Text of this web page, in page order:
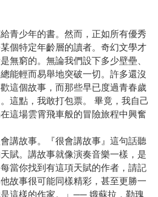
青少年的書。然而，正如所有優秀
個特定年齡層的讀者。奇幻文學才
無窮的。無論我們設下多少壁壘、
能輕而易舉地突破一切。許多還沒
這個故事，而那些早已度過青春歲
這點，我敢打包票。 畢竟，我自己
這場雲霄飛車般的冒險旅程中興奮
故事。『很會講故事』這句話聽
賦。講故事就像演奏音樂一樣，是
當你找到有這項天賦的作者，請記
故事很可能同樣精彩，甚至更勝一
這樣的作家。」── 娥蘇拉．勒瑰